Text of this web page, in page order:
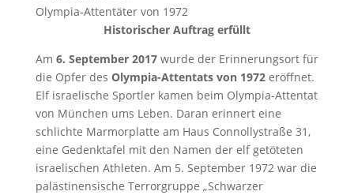
Olympia-Attentäter von 1972
Historischer Auftrag erfüllt
Am 6. September 2017wurde der Erinnerungsort für
die Opfer des Olympia-Attentats von 1972 eröffnet.
Elf israelische Sportler kamen beim Olympia-Attentat
von München ums Leben. Daran erinnert eine
schlichte Marmorplatte am Haus Connollystraße 31,
eine Gedenktafel mit den Namen der elf getöteten
israelischen Athleten. Am 5. September 1972 war die
palästinensische Terrorgruppe „Schwarzer